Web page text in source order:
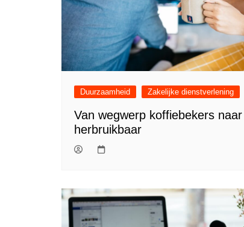
Duurzaamheid Zakelijke dienstverlening
Van wegwerp koffiebekers naar
herbruikbaar